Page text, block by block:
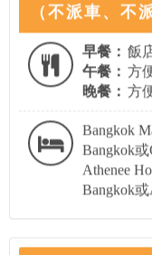
（不派車、不
早餐： 飯
午餐： 方
晚餐： 方
Bangkok
Bangkok或
Athenee
Bangkok